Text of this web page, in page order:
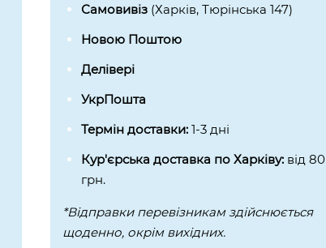
Самовивіз (Харків, Тюрінська 147)
Новою Поштою
Делівері
УкрПошта
Термін доставки:1-3 дні
Кур'єрська доставка по Харківу: від 80
грн.
*Відправки перевізникам здійснюється
щоденно, окрім вихідних.